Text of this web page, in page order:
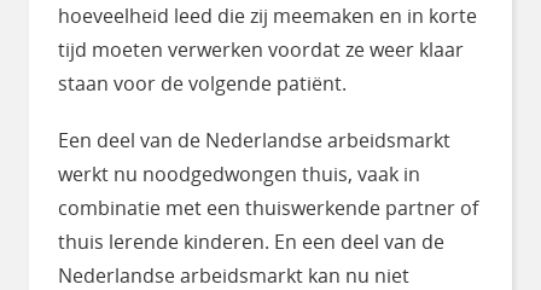
hoeveelheid leed die zij meemaken en in korte
tijd moeten verwerken voordat ze weer klaar
staan voor de volgende patiënt.
Een deel van de Nederlandse arbeidsmarkt
werkt nu noodgedwongen thuis, vaak in
combinatie met een thuiswerkende partner of
thuis lerende kinderen. En een deel van de
Nederlandse arbeidsmarkt kan nu niet